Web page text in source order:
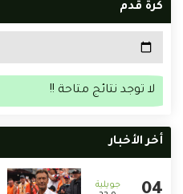
كرة قدم
لا توجد نتائج متاحة !!
أخر الأخبار